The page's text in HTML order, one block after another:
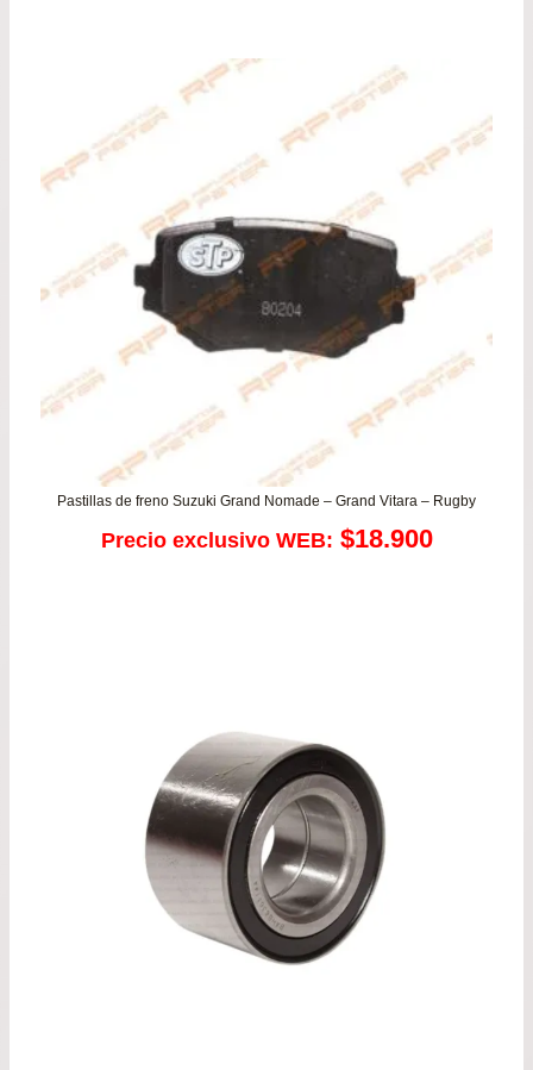
Pastillas de freno Suzuki Grand Nomade – Grand Vitara – Rugby
Precio exclusivo WEB: $18.900